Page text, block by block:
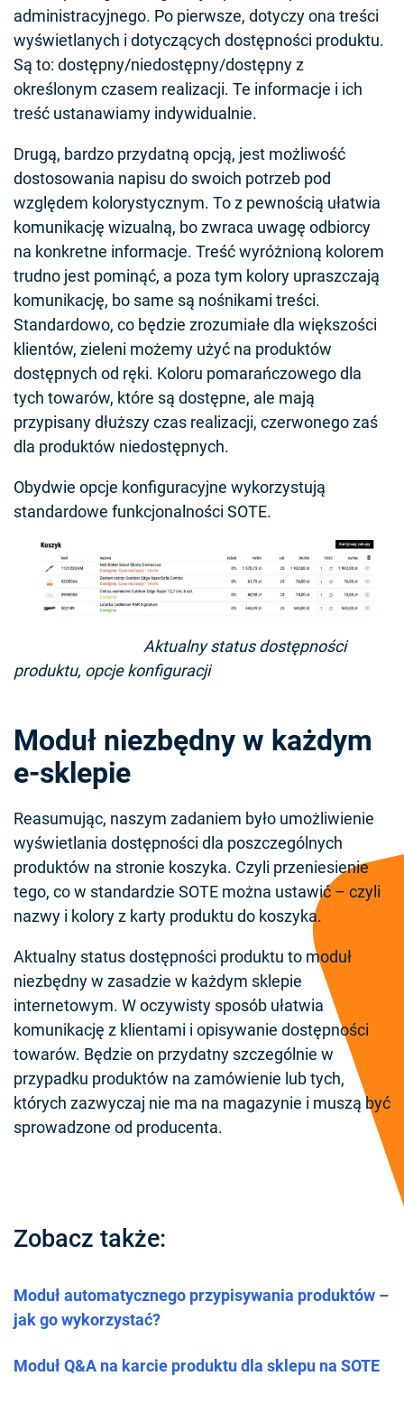
administracyjnego. Po pierwsze, dotyczy ona treści
wyświetlanych i dotyczących dostępności produktu.
Są to: dostępny/niedostępny/dostępny z
określonym czasem realizacji. Te informacje i ich
treść ustanawiamy indywidualnie.
Drugą, bardzo przydatną opcją, jest możliwość
dostosowania napisu do swoich potrzeb pod
względem kolorystycznym. To z pewnością ułatwia
komunikację wizualną, bo zwraca uwagę odbiorcy
na konkretne informacje. Treść wyróżnioną kolorem
trudno jest pominąć, a poza tym kolory upraszczają
komunikację, bo same są nośnikami treści.
Standardowo, co będzie zrozumiałe dla większości
klientów, zieleni możemy użyć na produktów
dostępnych od ręki. Koloru pomarańczowego dla
tych towarów, które są dostępne, ale mają
przypisany dłuższy czas realizacji, czerwonego zaś
dla produktów niedostępnych.
Obydwie opcje konfiguracyjne wykorzystują
standardowe funkcjonalności SOTE.
Aktualny status dostępności
produktu, opcje konfiguracji
Moduł niezbędny w każdym
e-sklepie
Reasumując, naszym zadaniem było umożliwienie
wyświetlania dostępności dla poszczególnych
produktów na stronie koszyka. Czyli przeniesienie
tego, co w standardzie SOTE można ustawić – czyli
nazwy i kolory z karty produktu do koszyka.
Aktualny status dostępności produktu to moduł
niezbędny w zasadzie w każdym sklepie
internetowym. W oczywisty sposób ułatwia
komunikację z klientami i opisywanie dostępności
towarów. Będzie on przydatny szczególnie w
przypadku produktów na zamówienie lub tych,
których zazwyczaj nie ma na magazynie i muszą być
sprowadzone od producenta.
Zobacz także:
Moduł automatycznego przypisywania produktów –
jak go wykorzystać?
Moduł Q&A na karcie produktu dla sklepu na SOTE